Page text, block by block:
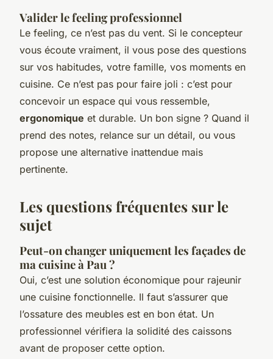
Valider le feeling professionnel
Le feeling, ce n’est pas du vent. Si le concepteur
vous écoute vraiment, il vous pose des questions
sur vos habitudes, votre famille, vos moments en
cuisine. Ce n’est pas pour faire joli : c’est pour
concevoir un espace qui vous ressemble,
ergonomique et durable. Un bon signe ? Quand il
prend des notes, relance sur un détail, ou vous
propose une alternative inattendue mais
pertinente.
Les questions fréquentes sur le
sujet
Peut-on changer uniquement les façades de
ma cuisine à Pau ?
Oui, c’est une solution économique pour rajeunir
une cuisine fonctionnelle. Il faut s’assurer que
l’ossature des meubles est en bon état. Un
professionnel vérifiera la solidité des caissons
avant de proposer cette option.